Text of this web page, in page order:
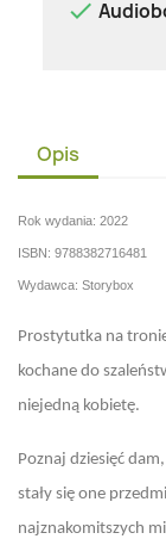

Opis
Rok wydania: 2022
ISBN: 9788382716481
Wydawca: Storybox
Prostytutka na
kochane do
niejedną kobietę.
Poznaj dziesięć
stały się one
najznakomitszych